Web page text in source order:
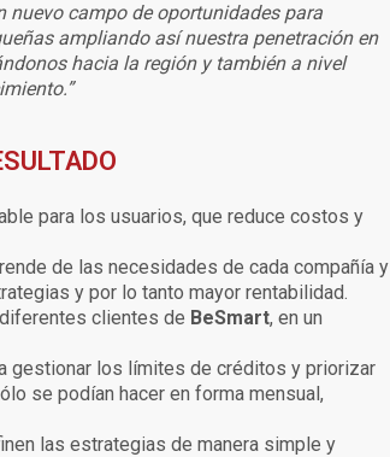
nuevo campo de oportunidades para
ampliando así nuestra penetración en
hacia la región y también a nivel
para los usuarios, que reduce costos y
de las necesidades de cada compañía y
y por lo tanto mayor rentabilidad.
diferentes clientes de BeSmart, en un
gestionar los límites de créditos y priorizar
se podían hacer en forma mensual,
las estrategias de manera simple y